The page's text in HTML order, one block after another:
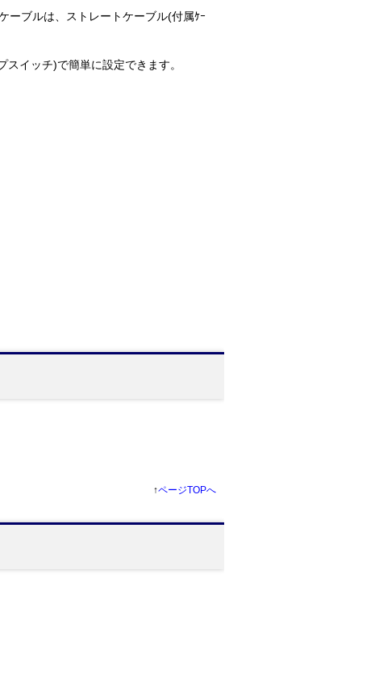
ーブルは、ストレートケーブル(付属ｹｰ
イッチ)で簡単に設定できます。
↑ページTOPへ